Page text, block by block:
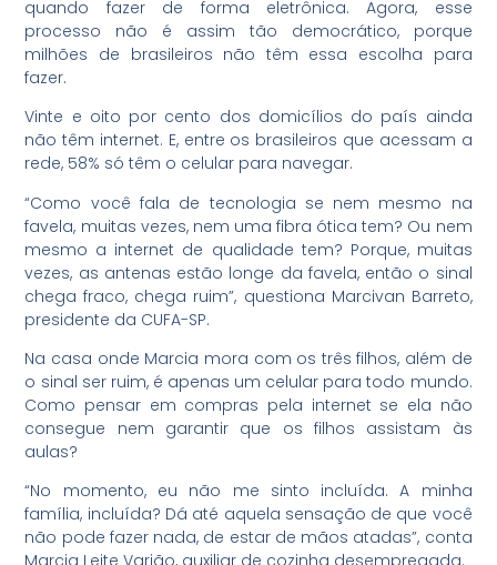
quando fazer de forma eletrônica. Agora, esse
processo não é assim tão democrático, porque
milhões de brasileiros não têm essa escolha para
fazer.
Vinte e oito por cento dos domicílios do país ainda
não têm internet. E, entre os brasileiros que acessam a
rede, 58% só têm o celular para navegar.
“Como você fala de tecnologia se nem mesmo na
favela, muitas vezes, nem uma fibra ótica tem? Ou nem
mesmo a internet de qualidade tem? Porque, muitas
vezes, as antenas estão longe da favela, então o sinal
chega fraco, chega ruim”, questiona Marcivan Barreto,
presidente da CUFA-SP.
Na casa onde Marcia mora com os três filhos, além de
o sinal ser ruim, é apenas um celular para todo mundo.
Como pensar em compras pela internet se ela não
consegue nem garantir que os filhos assistam às
aulas?
“No momento, eu não me sinto incluída. A minha
família, incluída? Dá até aquela sensação de que você
não pode fazer nada, de estar de mãos atadas”, conta